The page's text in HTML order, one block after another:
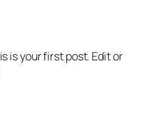
is your first post. Edit or